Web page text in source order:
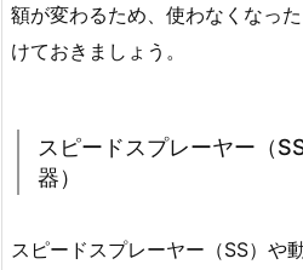
額が変わるため、使わなくなっ
けておきましょう。
スピードスプレーヤー（
器）
スピードスプレーヤー（SS）や